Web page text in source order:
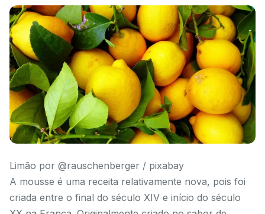
Limão por @rauschenberger / pixabay
A mousse é uma receita relativamente nova, pois foi
criada entre o final do século XIV e início do século